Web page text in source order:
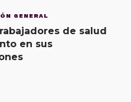
GENERAL
de salud
en sus